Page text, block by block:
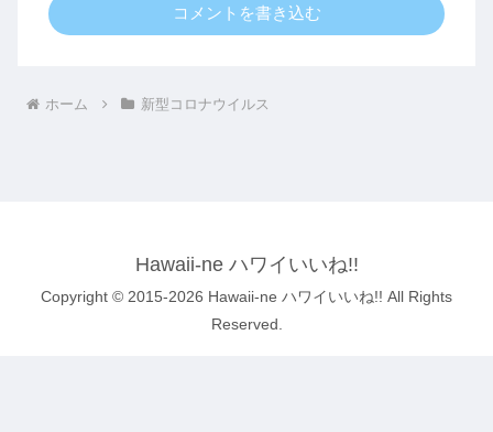
コメントを書き込む
ホーム 新型コロナウイルス
Hawaii-ne ハワイいいね!!
Copyright © 2015-2026 Hawaii-ne ハワイいいね!! All Rights
Reserved.